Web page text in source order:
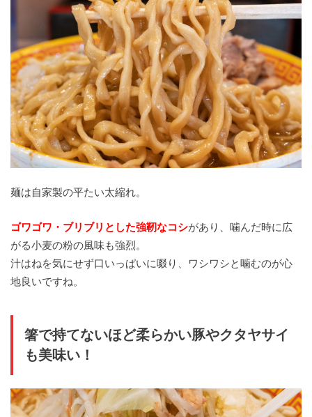
麺は自家製の平たい太縮れ。
ゴワゴワ・ブリブリとした強靭なコシがあり、噛んだ時に広
がる小麦の粉の風味も強烈。
汁はねを気にせず口いっぱいに啜り、ワシワシと噛むのが心
地良いですね。
箸で持てないほど柔らかい豚やクタヤサイ
も美味い！